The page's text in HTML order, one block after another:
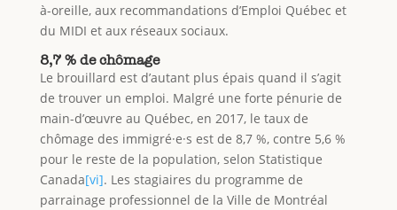
à-oreille, aux recommandations d’Emploi Québec et
du MIDI et aux réseaux sociaux.
8,7 % de chômage
Le brouillard est d’autant plus épais quand il s’agit
de trouver un emploi. Malgré une forte pénurie de
main-d’œuvre au Québec, en 2017, le taux de
chômage des immigré·e·s est de 8,7 %, contre 5,6 %
pour le reste de la population, selon Statistique
Canada[vi]. Les stagiaires du programme de
parrainage professionnel de la Ville de Montréal